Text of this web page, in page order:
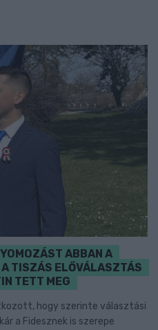
ABBAN A
TISZÁS ELŐVÁLASZTÁS
TETT MEG
hogy szerinte választási
a Fidesznek is szerepe